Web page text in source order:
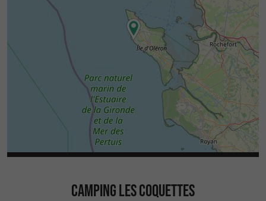
CAMPING LES COQUETTES